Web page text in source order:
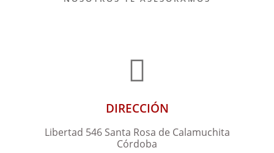
DIRECCIÓN
Libertad 546 Santa Rosa de Calamuchita
Córdoba